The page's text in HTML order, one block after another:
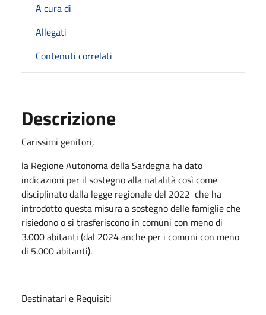
A cura di
Allegati
Contenuti correlati
Descrizione
Carissimi genitori,
la Regione Autonoma della Sardegna ha dato
indicazioni per il sostegno alla natalità così come
disciplinato dalla legge regionale del 2022 che ha
introdotto questa misura a sostegno delle famiglie che
risiedono o si trasferiscono in comuni con meno di
3.000 abitanti (dal 2024 anche per i comuni con meno
di 5.000 abitanti).
Destinatari e Requisiti